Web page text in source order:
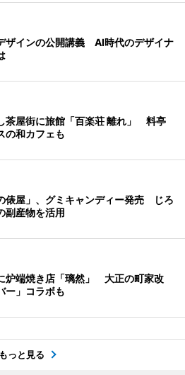
ザインの公開講義 AI時代のデザイナ
茶屋街に旅館「百楽荘 離れ」 料亭
の和カフェも
俵屋」、グミキャンディー発売 じろ
副産物を活用
炉端焼き店「璃然」 大正の町家改
ー」コラボも
もっと見る